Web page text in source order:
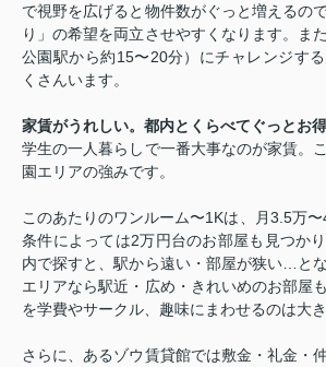
で視野を広げると物件数がぐっと増えるの
り」の希望を両立させやすくなります。ま
公園駅から約15〜20分）にチャレンジす
くさんいます。
家賃がうれしい。都内とくらべてぐっとお得
学生の一人暮らしで一番大事なのが家賃。
園エリアの強みです。
このあたりのワンルーム〜1Kは、月3.5万〜
条件によっては2万円台のお部屋も見つか
内で探すと、駅から遠い・部屋が狭い
と
エリアなら駅近・広め・きれいめのお部屋
を学費やサークル、趣味にまわせるのは大き
さらに、あるゾウ賃貸館では敷金・礼金・